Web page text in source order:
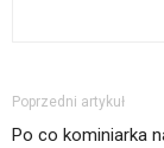
Poprzedni artykuł
Po co kominiarka